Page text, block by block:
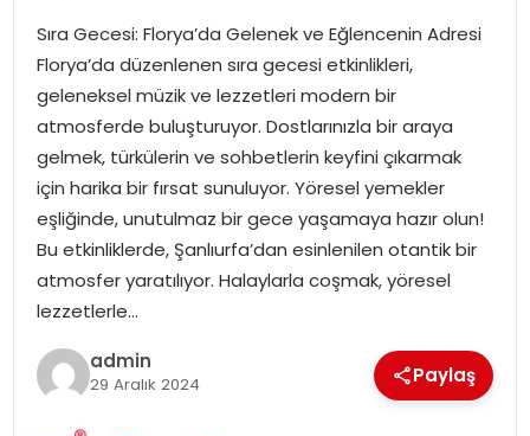
Sıra Gecesi: Florya’da Gelenek ve Eğlencenin Adresi
Florya’da düzenlenen sıra gecesi etkinlikleri,
geleneksel müzik ve lezzetleri modern bir
atmosferde buluşturuyor. Dostlarınızla bir araya
gelmek, türkülerin ve sohbetlerin keyfini çıkarmak
için harika bir fırsat sunuluyor. Yöresel yemekler
eşliğinde, unutulmaz bir gece yaşamaya hazır olun!
Bu etkinliklerde, Şanlıurfa’dan esinlenilen otantik bir
atmosfer yaratılıyor. Halaylarla coşmak, yöresel
lezzetlerle…
admin
29 Aralık 2024 Paylaş